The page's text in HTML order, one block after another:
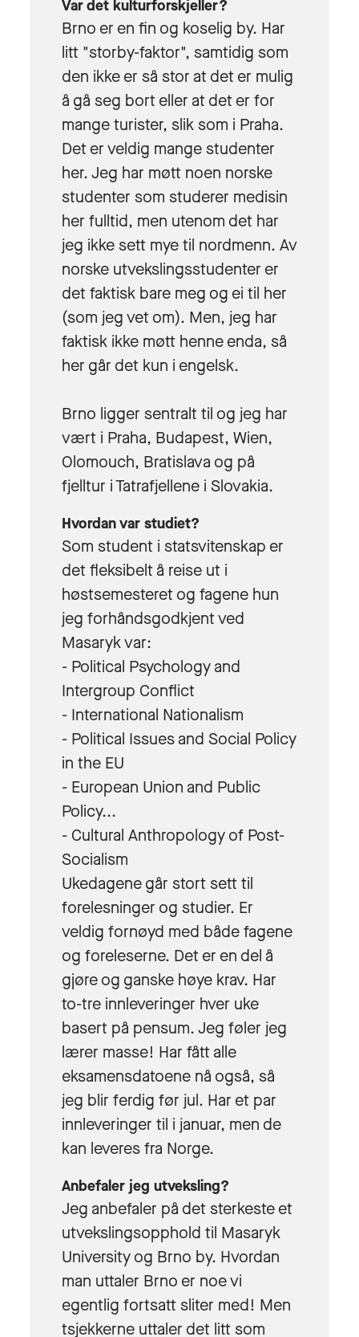
Var det kulturforskjeller?
Brno er en fin og koselig by. Har
litt "storby-faktor", samtidig som
den ikke er så stor at det er mulig
å gå seg bort eller at det er for
mange turister, slik som i Praha.
Det er veldig mange studenter
her. Jeg har møtt noen norske
studenter som studerer medisin
her fulltid, men utenom det har
jeg ikke sett mye til nordmenn. Av
norske utvekslingsstudenter er
det faktisk bare meg og ei til her
(som jeg vet om). Men, jeg har
faktisk ikke møtt henne enda, så
her går det kun i engelsk.
Brno ligger sentralt til og jeg har
vært i Praha, Budapest, Wien,
Olomouch, Bratislava og på
fjelltur i Tatrafjellene i Slovakia.
Hvordan var studiet?
Som student i statsvitenskap er
det fleksibelt å reise ut i
høstsemesteret og fagene hun
jeg forhåndsgodkjent ved
Masaryk var:
- Political Psychology and
Intergroup Conflict
- International Nationalism
- Political Issues and Social Policy
in the EU
- European Union and Public
Policy...
- Cultural Anthropology of Post-
Socialism
Ukedagene går stort sett til
forelesninger og studier. Er
veldig fornøyd med både fagene
og foreleserne. Det er en del å
gjøre og ganske høye krav. Har
to-tre innleveringer hver uke
basert på pensum. Jeg føler jeg
lærer masse! Har fått alle
eksamensdatoene nå også, så
jeg blir ferdig før jul. Har et par
innleveringer til i januar, men de
kan leveres fra Norge.
Anbefaler jeg utveksling?
Jeg anbefaler på det sterkeste et
utvekslingsopphold til Masaryk
University og Brno by. Hvordan
man uttaler Brno er noe vi
egentlig fortsatt sliter med! Men
tsjekkerne uttaler det litt som